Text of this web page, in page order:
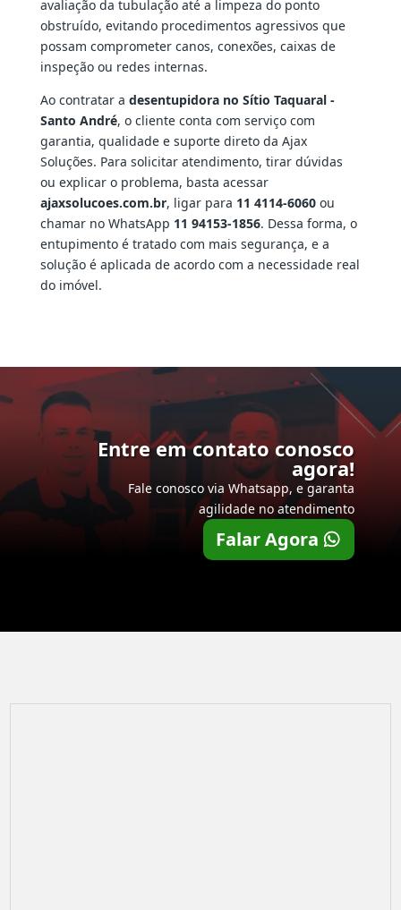
avaliação da tubulação até a limpeza do ponto
obstruído, evitando procedimentos agressivos que
possam comprometer canos, conexões, caixas de
inspeção ou redes internas.
Ao contratar a desentupidora no Sítio Taquaral -
Santo André, o cliente conta com serviço com
garantia, qualidade e suporte direto da Ajax
Soluções. Para solicitar atendimento, tirar dúvidas
ou explicar o problema, basta acessar
ajaxsolucoes.com.br, ligar para 11 4114-6060ou
chamar no WhatsApp 11 94153-1856. Dessa forma, o
entupimento é tratado com mais segurança, e a
solução é aplicada de acordo com a necessidade real
do imóvel.
Entre em contato conosco
agora!
Fale conosco via Whatsapp, e garanta
agilidade no atendimento
Falar Agora